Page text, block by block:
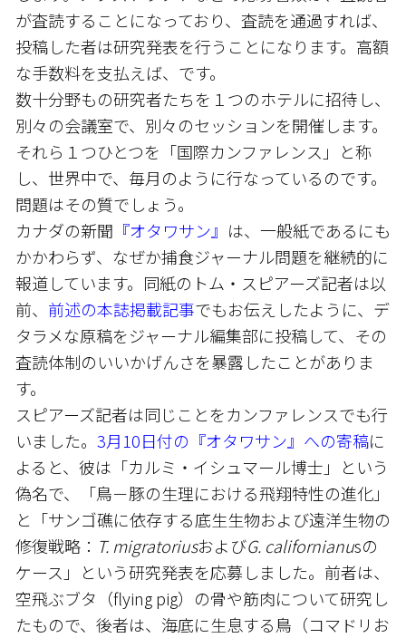
が査読することになっており、査読を通過すれば、
投稿した者は研究発表を行うことになります。高額
な手数料を支払えば、です。
数十分野もの研究者たちを１つのホテルに招待し、
別々の会議室で、別々のセッションを開催します。
それら１つひとつを「国際カンファレンス」と称
し、世界中で、毎月のように行なっているのです。
問題はその質でしょう。
カナダの新聞 『オタワサン』 は、一般紙であるにも
かかわらず、なぜか捕食ジャーナル問題を継続的に
報道しています。同紙のトム・スピアーズ記者は以
前、 前述の本誌掲載記事でもお伝えしたように、デ
タラメな原稿をジャーナル編集部に投稿して、その
査読体制のいいかげんさを暴露したことがありま
す。
スピアーズ記者は同じことをカンファレンスでも行
いました。 3月10日付の『オタワサン』への寄稿に
よると、彼は「カルミ・イシュマール博士」という
偽名で、「鳥－豚の生理における飛翔特性の進化」
と「サンゴ礁に依存する底生生物および遠洋生物の
修復戦略： T. migratoriusおよびG. californianusの
ケース」という研究発表を応募しました。前者は、
空飛ぶブタ（flying pig）の骨や筋肉について研究し
たもので、後者は、海底に生息する鳥（コマドリお